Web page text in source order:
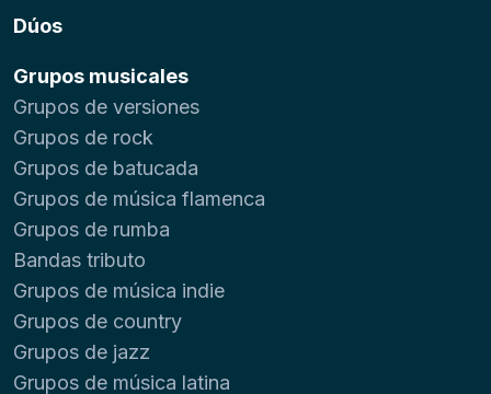
Dúos
Grupos musicales
Grupos de versiones
Grupos de rock
Grupos de batucada
Grupos de música flamenca
Grupos de rumba
Bandas tributo
Grupos de música indie
Grupos de country
Grupos de jazz
Grupos de música latina